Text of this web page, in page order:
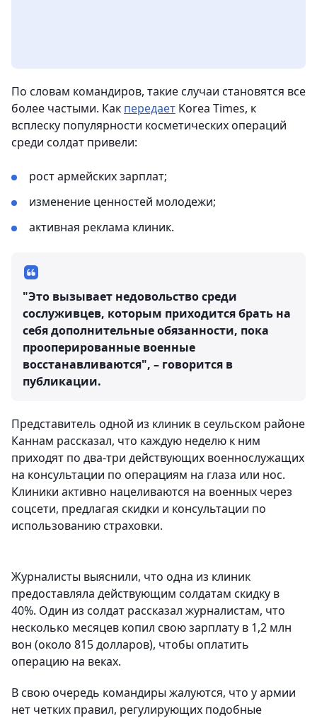
По словам командиров, такие случаи становятся все
более частыми. Как передает Korea Times, к
всплеску популярности косметических операций
среди солдат привели:
рост армейских зарплат;
изменение ценностей молодежи;
активная реклама клиник.
"Это вызывает недовольство среди
сослуживцев, которым приходится брать на
себя дополнительные обязанности, пока
прооперированные военные
восстанавливаются", – говорится в
публикации.
Представитель одной из клиник в сеульском районе
Каннам рассказал, что каждую неделю к ним
приходят по два-три действующих военнослужащих
на консультации по операциям на глаза или нос.
Клиники активно нацеливаются на военных через
соцсети, предлагая скидки и консультации по
использованию страховки.
Журналисты выяснили, что одна из клиник
предоставляла действующим солдатам скидку в
40%. Один из солдат рассказал журналистам, что
несколько месяцев копил свою зарплату в 1,2 млн
вон (около 815 долларов), чтобы оплатить
операцию на веках.
В свою очередь командиры жалуются, что у армии
нет четких правил, регулирующих подобные